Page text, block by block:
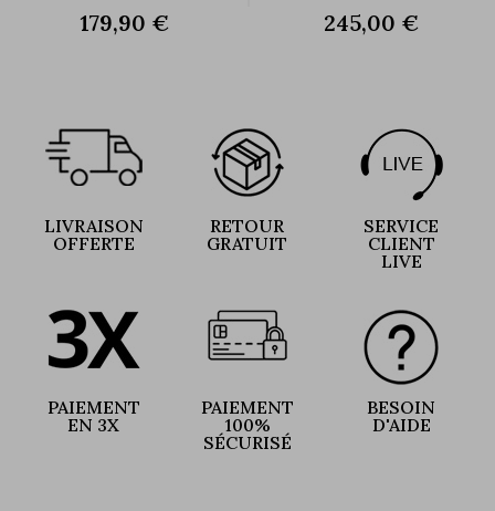
179,90 € 245,00 €
LIVRAISON
OFFERTE
RETOUR
GRATUIT
SERVICE
CLIENT
LIVE
PAIEMENT
EN 3X
PAIEMENT
100%
SÉCURISÉ
BESOIN
D'AIDE